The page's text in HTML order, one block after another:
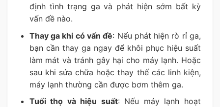
định tình trạng ga và phát hiện sớm bất kỳ
vấn đề nào.
Thay ga khi có vấn đề: Nếu phát hiện rò rỉ ga,
bạn cần thay ga ngay để khôi phục hiệu suất
làm mát và tránh gây hại cho máy lạnh. Hoặc
sau khi sửa chữa hoặc thay thế các linh kiện,
máy lạnh thường cần được bơm thêm ga.
Tuổi thọ và hiệu suất: Nếu máy lạnh hoạt